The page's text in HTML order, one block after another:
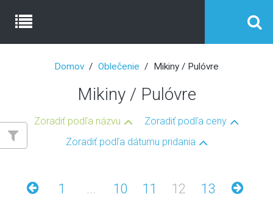
Domov Oblečenie Mikiny / Pulóvre
Mikiny / Pulóvre
Zoradiť podľa názvu
Zoradiť podľa ceny
Zoradiť podľa dátumu pridania
1 ... 10 11 12 13